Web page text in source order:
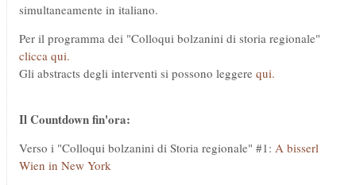
simultaneamente in italiano.
Per il programma dei "Colloqui bolzanini di storia regionale"
clicca qui.
Gli abstracts degli interventi si possono leggere qui.
Il Countdown fin'ora:
Verso i "Colloqui bolzanini di Storia regionale" #1: A bisserl
Wien in New York